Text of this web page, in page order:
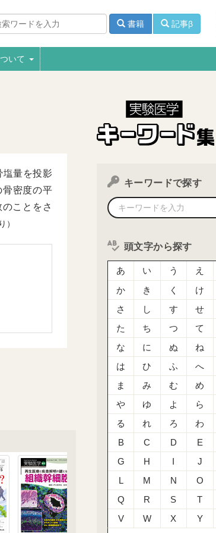
書籍 記事β
いて
塩量を投影
骨密度の平
ことをさ
）
キーワードで探す
頭文字から探す
あ い う え
か
き く け
さ
し す せ
た
ち つ て
な
に ぬ ね
は
ひ ふ へ
ま
み む め
や
ゆ よ ら
る
れ ろ わ
B
C D E
G
H I J
L
M N O
Q
R S T
V
W X Y